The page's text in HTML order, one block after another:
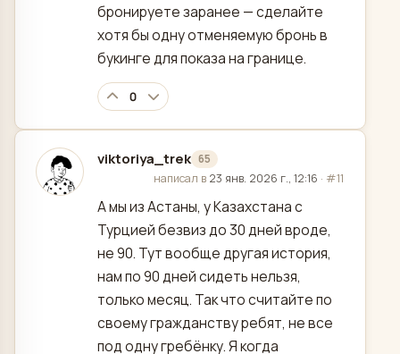
бронируете заранее — сделайте
хотя бы одну отменяемую бронь в
букинге для показа на границе.
0
viktoriya_trek 65
отредактировано
написал в 23 янв. 2026 г., 12:16 · #11
А мы из Астаны, у Казахстана с
Турцией безвиз до 30 дней вроде,
не 90. Тут вообще другая история,
нам по 90 дней сидеть нельзя,
только месяц. Так что считайте по
своему гражданству ребят, не все
под одну гребёнку. Я когда